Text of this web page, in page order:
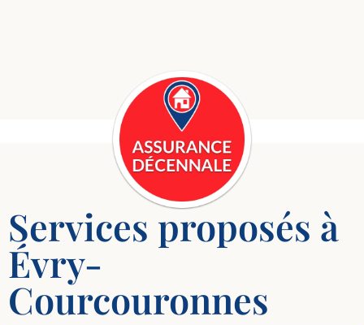
Services proposés à
Évry-
Courcouronnes